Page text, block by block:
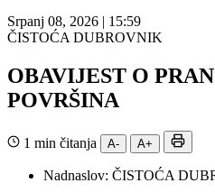
Srpanj 08, 2026 | 15:59
ČISTOĆA DUBROVNIK
OBAVIJEST O
POVRŠINA
1 min čitanja A- A+
Nadnaslov: ČISTOĆA